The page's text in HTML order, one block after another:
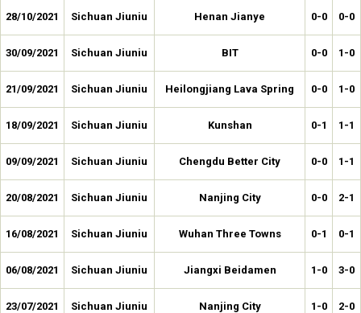
28/10/2021 Sichuan Jiuniu Henan Jianye 0-0 0-0
30/09/2021 Sichuan Jiuniu BIT 0-0 1-0
21/09/2021 Sichuan Jiuniu Heilongjiang Lava Spring 0-0 1-0
18/09/2021 Sichuan Jiuniu Kunshan 0-1 1-1
09/09/2021 Sichuan Jiuniu Chengdu Better City 0-0 1-1
20/08/2021 Sichuan Jiuniu Nanjing City 0-0 2-1
16/08/2021 Sichuan Jiuniu Wuhan Three Towns 0-1 0-1
06/08/2021 Sichuan Jiuniu Jiangxi Beidamen 1-0 3-0
23/07/2021 Sichuan Jiuniu Nanjing City 1-0 2-0